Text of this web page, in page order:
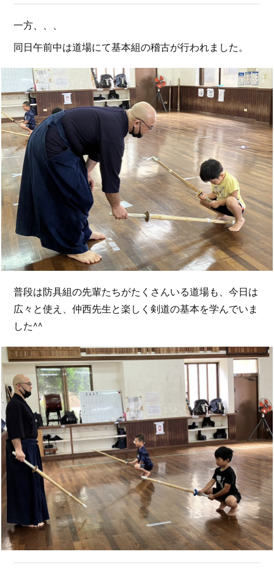
一方、、、
同日午前中は道場にて基本組の稽古が行われました。
普段は防具組の先輩たちがたくさんいる道場も、今日は
広々と使え、仲西先生と楽しく剣道の基本を学んでいま
した^^